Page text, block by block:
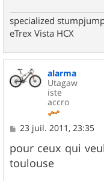
specialized
eTrex Vista HCX
alarma
Utagaw
iste
accro
M
s
s
a
23 juil. 2011, 23:35
pour ceux qui
toulouse